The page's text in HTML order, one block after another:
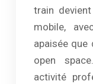
train devient
mobile,
apaisée que
open
activité